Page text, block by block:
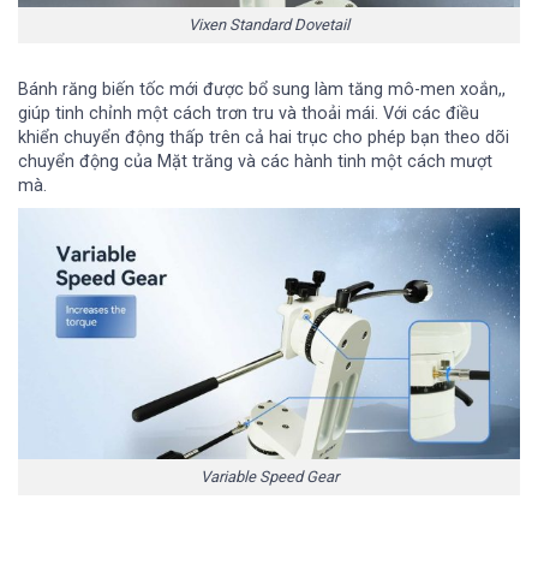
Vixen Standard Dovetail
Bánh răng biến tốc mới được bổ sung làm tăng mô-men xoắn,,
giúp tinh chỉnh một cách trơn tru và thoải mái. Với các điều
khiển chuyển động thấp trên cả hai trục cho phép bạn theo dõi
chuyển động của Mặt trăng và các hành tinh một cách mượt
mà.
Variable Speed Gear